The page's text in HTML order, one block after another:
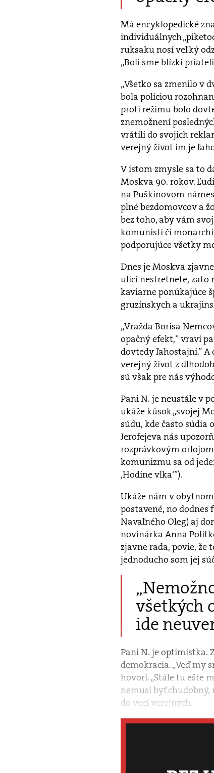
Má encyklopedické
individuálnych
ruksaku nosí veľký
„Boli sme blízki
„Všetko sa zmenilo v
bola políciou
proti režimu bolo
znemožnení
vrátili do svojich
verejný život im je
V istom zmysle sa to
Moskva 90. rokov.
na Puškinovom
plné bezdomovcov a
bez toho, aby vám
komunisti či
podporujúce všetky
Dnes je Moskva
ulici nestretnete, zato
kaviarne ponúkajúce
gruzínskych a
„Vražda Borisa
opačný efekt,” vraví
dovtedy ľahostajní.” A
verejný život z
sú však pre nás
Pani N. je neustále v
ukáže kúsok „svojej
súdu, kde často súdia
Jerofejeva nás
rozprávkovým orlojom
komunizmu sa od
‚Hodine vlka‘”).
Ukáže nám v
postavené, no
Navaľného Oleg) aj
novinárka Anna
zjavne rada, povie, že
jednoducho som jej
všetkých
ide
Pani N. je optimistka.
demokracia. „Veď my
hovorí. „Stále tu ešte
nemusí byť chudobný,
do vecí verejných.